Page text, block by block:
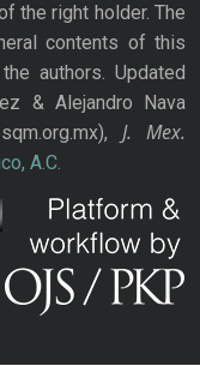
the right holder. The
contents of this
authors. Updated
& Alejandro Nava
J. Mex.
A.C.